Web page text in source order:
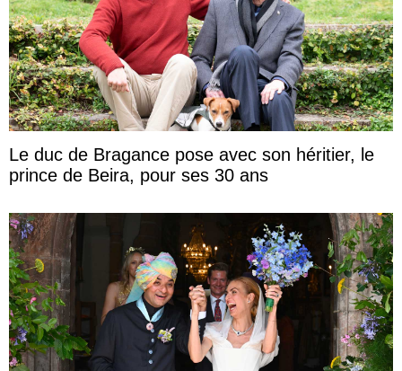
Le duc de Bragance pose avec son héritier, le
prince de Beira, pour ses 30 ans